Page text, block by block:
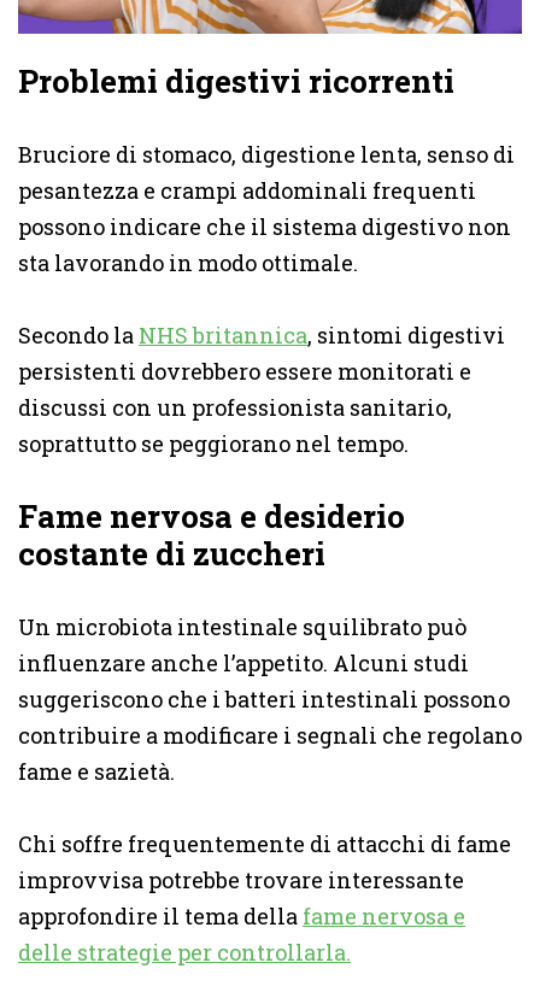
Problemi digestivi ricorrenti
Bruciore di stomaco, digestione lenta, senso di
pesantezza e crampi addominali frequenti
possono indicare che il sistema digestivo non
sta lavorando in modo ottimale.
Secondo la NHS britannica, sintomi digestivi
persistenti dovrebbero essere monitorati e
discussi con un professionista sanitario,
soprattutto se peggiorano nel tempo.
Fame nervosa e desiderio
costante di zuccheri
Un microbiota intestinale squilibrato può
influenzare anche l’appetito. Alcuni studi
suggeriscono che i batteri intestinali possono
contribuire a modificare i segnali che regolano
fame e sazietà.
Chi soffre frequentemente di attacchi di fame
improvvisa potrebbe trovare interessante
approfondire il tema della fame nervosa e
delle strategie per controllarla.